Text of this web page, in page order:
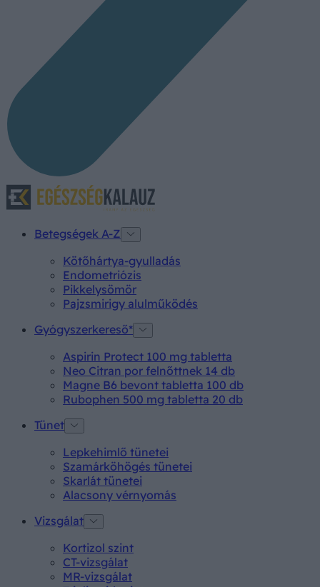
Betegségek A-Z
Kötőhártya-gyulladás
Endometriózis
Pikkelysömör
Pajzsmirigy alulműködés
Gyógyszerkereső*
Aspirin Protect 100 mg tabletta
Neo Citran por felnőttnek 14 db
Magne B6 bevont tabletta 100 db
Rubophen 500 mg tabletta 20 db
Tünet
Lepkehimlő tünetei
Szamárköhögés tünetei
Skarlát tünetei
Alacsony vérnyomás
Vizsgálat
Kortizol szint
CT-vizsgálat
MR-vizsgálat